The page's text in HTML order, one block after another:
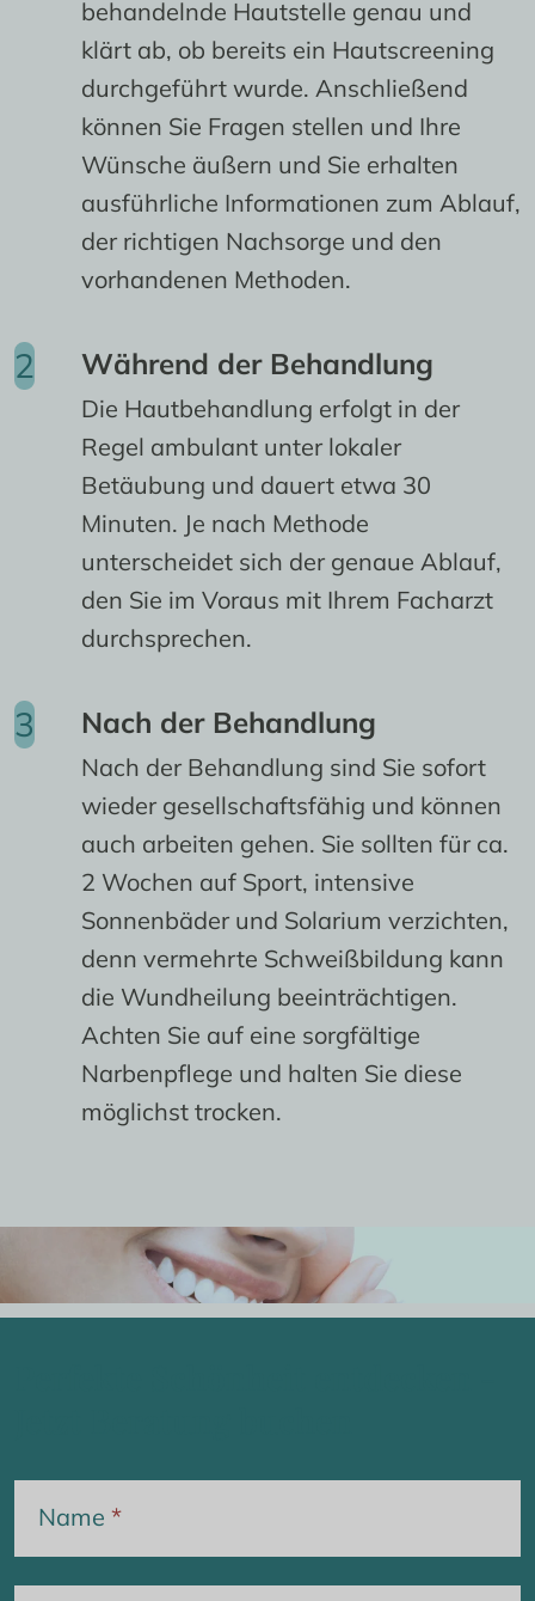
behandelnde Hautstelle genau und
klärt ab, ob bereits ein Hautscreening
durchgeführt wurde. Anschließend
können Sie Fragen stellen und Ihre
Wünsche äußern und Sie erhalten
ausführliche Informationen zum Ablauf,
der richtigen Nachsorge und den
vorhandenen Methoden.
Während der Behandlung
Die Hautbehandlung erfolgt in der
Regel ambulant unter lokaler
Betäubung und dauert etwa 30
Minuten. Je nach Methode
unterscheidet sich der genaue Ablauf,
den Sie im Voraus mit Ihrem Facharzt
durchsprechen.
Nach der Behandlung
Nach der Behandlung sind Sie sofort
wieder gesellschaftsfähig und können
auch arbeiten gehen. Sie sollten für ca.
2 Wochen auf Sport, intensive
Sonnenbäder und Solarium verzichten,
denn vermehrte Schweißbildung kann
die Wundheilung beeinträchtigen.
Achten Sie auf eine sorgfältige
Narbenpflege und halten Sie diese
möglichst trocken.
Name *